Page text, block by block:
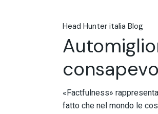
Head Hunter italia Blog
«Factfulness»
fatto che nel mondo le